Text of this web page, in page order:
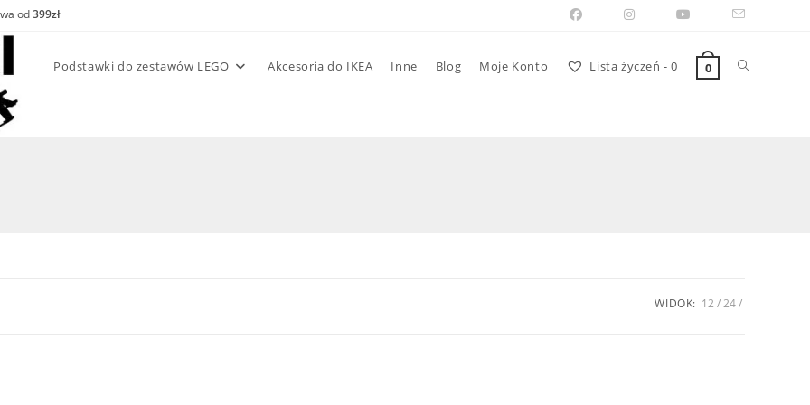
od399zł
Podstawki do zestawów LEGO Akcesoria do IKEA Inne Blog Moje Konto Lista życzeń - 0 0 Toggle
website
WIDOK: 12 24